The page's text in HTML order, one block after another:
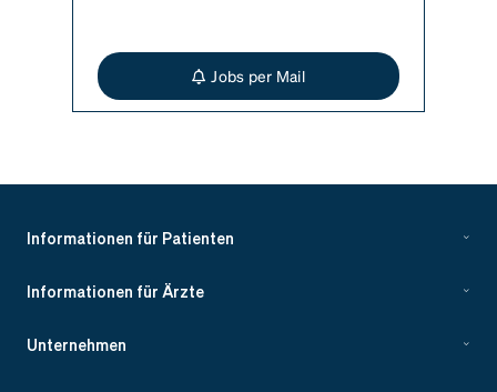
Jobs per Mail
Informationen für Patienten
Informationen für Ärzte
Unternehmen